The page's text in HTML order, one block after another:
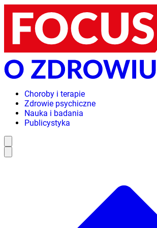
Choroby i terapie
Zdrowie psychiczne
Nauka i badania
Publicystyka